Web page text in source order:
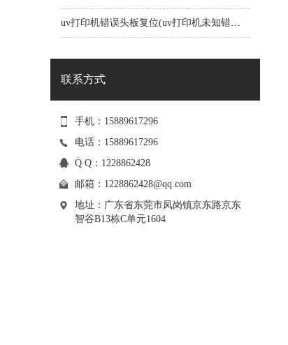
uv打印机错误头板复位(uv打印机未知错误1191)
联系方式
手机：15889617296
电话：15889617296
Q Q：1228862428
邮箱： 1228862428@qq.com
地址：广东省东莞市凤岗镇京东路京东
智谷B13栋C单元1604